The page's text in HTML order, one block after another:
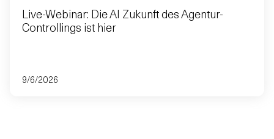
Live-Webinar: Die AI Zukunft des Agentur-
Controllings ist hier
9/6/2026